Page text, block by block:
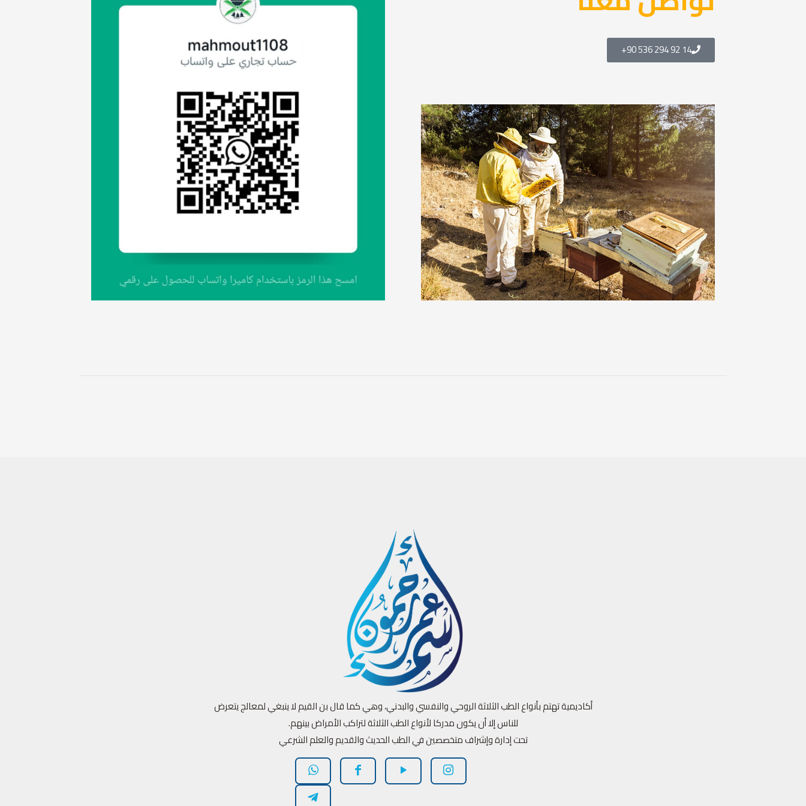
+90 536 294 92 14
أكاديمية تهتم بأنواع الطب الثلاثة الروحي والنفسي والبدني، وهي كما قال بن القيم لا ينبغي لمعالج يتعرض
للناس إلا أن يكون مدركا لأنواع الطب الثلاثة لتراكب الأمراض بينهم.
تحت إدارة وإشراف متخصصين في الطب الحديث والقديم والعلم الشرعي